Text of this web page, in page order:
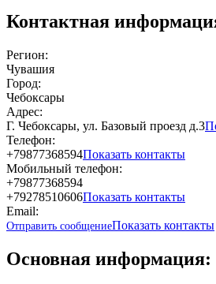
Контактная
Регион:
Чувашия
Город:
Чебоксары
Адрес:
Г. Чебоксары, ул. Базовый проезд д.3
Телефон:
+79877368594Показать контакты
Мобильный телефон:
+79877368594
+79278510606Показать контакты
Email:
Отправить сообщениеПоказать контакты
Основная информация: